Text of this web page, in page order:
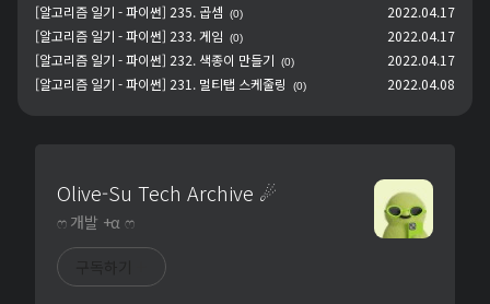
[알고리즘 일기 - 파이썬] 235. 곱셈
(0)
2022.04.17
[알고리즘 일기 - 파이썬] 233. 게임
(0)
2022.04.17
[알고리즘 일기 - 파이썬] 232. 색종이 만들기
(0)
2022.04.17
[알고리즘 일기 - 파이썬] 231. 멀티탭 스케줄링
(0) 2022.04.08
Olive-Su Tech Archive ☄︎
ෆ 개발 +α ෆ